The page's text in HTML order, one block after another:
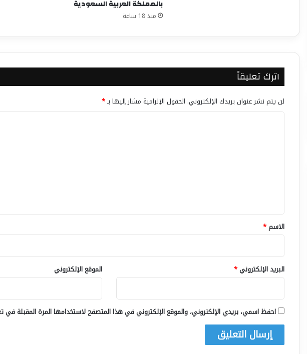
بالمملكة العربية السعودية
منذ 18 ساعة
اترك تعليقاً
لن يتم نشر عنوان بريدك الإلكتروني. الحقول الإلزامية مشار إليها بـ*
*
الاسم*
البريد الإلكتروني* الموقع الإلكتروني
احفظ اسمي، بريدي الإلكتروني، والموقع الإلكتروني في هذا المتصفح لاستخدامها المرة المقبلة في